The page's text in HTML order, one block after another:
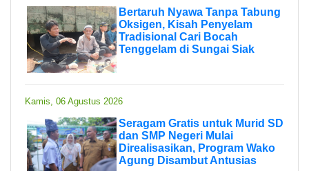
Bertaruh Nyawa Tanpa Tabung
Oksigen, Kisah Penyelam
Tradisional Cari Bocah
Tenggelam di Sungai Siak
Kamis, 06 Agustus 2026
Seragam Gratis untuk Murid SD
dan SMP Negeri Mulai
Direalisasikan, Program Wako
Agung Disambut Antusias